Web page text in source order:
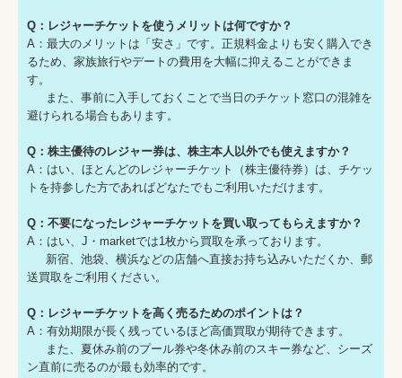
Q：レジャーチケットを使うメリットは何ですか？
A：最大のメリットは「安さ」です。正規料金よりも安く購入でき
るため、家族旅行やデートの費用を大幅に抑えることができま
す。
また、事前に入手しておくことで当日のチケット窓口の混雑を
避けられる場合もあります。
Q：株主優待のレジャー券は、株主本人以外でも使えますか？
A：はい、ほとんどのレジャーチケット（株主優待券）は、チケッ
トを持参した方であればどなたでもご利用いただけます。
Q：不要になったレジャーチケットを買い取ってもらえますか？
A：はい、J・marketでは1枚から買取を承っております。
新宿、池袋、横浜などの店舗へ直接お持ち込みいただくか、郵
送買取をご利用ください。
Q：レジャーチケットを高く売るためのポイントは？
A：有効期限が長く残っているほど高価買取が期待できます。
また、夏休み前のプール券や冬休み前のスキー券など、シーズ
ン直前に売るのが最も効率的です。